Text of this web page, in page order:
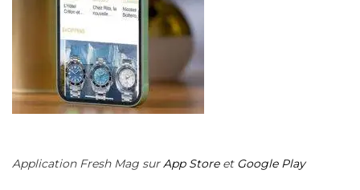
Application Fresh Mag surApp Storeet Google Play